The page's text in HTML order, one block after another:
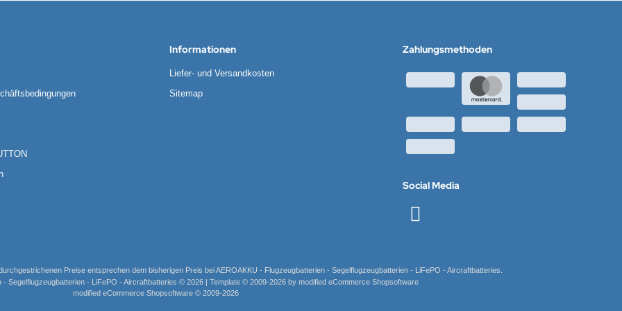
Informationen
Liefer- und Versandkosten
Sitemap
Zahlungsmethoden
Social Media
Preise entsprechen dem bisherigen Preis bei AEROAKKU - Flugzeugbatterien - Segelflugzeugbatterien - LiFePO - Aircraftbatteries.
- Segelflugzeugbatterien - LiFePO - Aircraftbatteries © 2026 | Template © 2009-2026 by modified eCommerce Shopsoftware
modified eCommerce Shopsoftware © 2009-2026